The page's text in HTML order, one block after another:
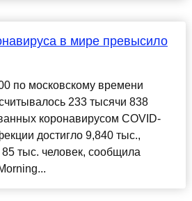
в мире превысило
по московскому времени
233 тысячи 838
коронавирусом COVID-
достигло 9,840 тыс.,
тыс. человек, сообщила